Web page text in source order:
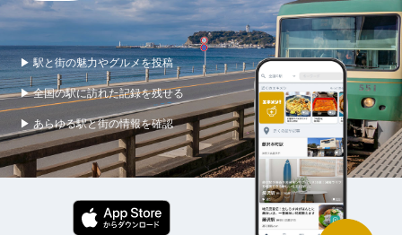
▶ 駅と街の魅力やグルメを投稿
▶ 全国の駅に訪れた記録を残せる
▶ あらゆる駅と街の情報を確認